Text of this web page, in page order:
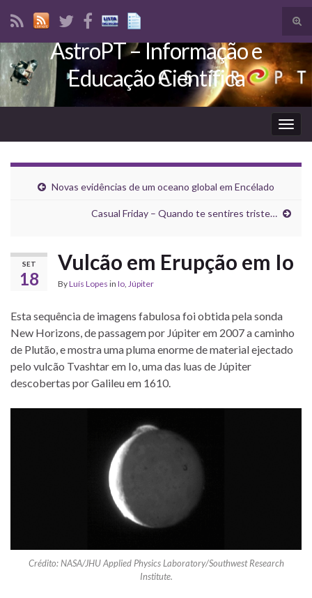
Search for:
AstroPT – Informação e
Educação Científica
Novas evidências de um oceano global em Encélado
Casual Friday – Quando te sentires triste…
SET
18
Vulcão em Erupção em Io
ByLuís Lopes in Io, Júpiter
Esta sequência de imagens fabulosa foi obtida pela sonda
New Horizons, de passagem por Júpiter em 2007 a caminho
de Plutão, e mostra uma pluma enorme de material ejectado
pelo vulcão Tvashtar em Io, uma das luas de Júpiter
descobertas por Galileu em 1610.
Crédito: NASA/JHU Applied Physics Laboratory/Southwest Research
Institute.